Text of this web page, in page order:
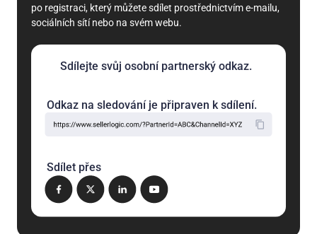
po registraci, který můžete sdílet prostřednictvím e-mailu,
sociálních sítí nebo na svém webu.
Sdílejte svůj osobní partnerský odkaz.
Odkaz na sledování je připraven k sdílení.
Sdílet přes